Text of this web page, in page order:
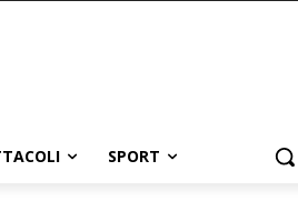
SPORT